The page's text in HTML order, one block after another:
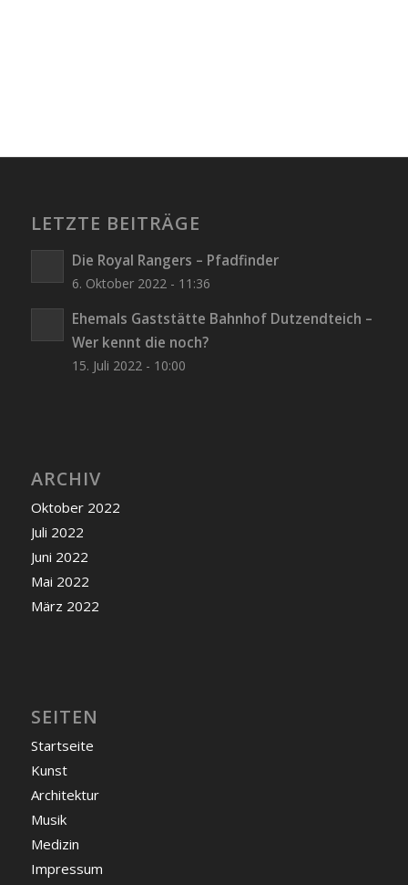
LETZTE BEITRÄGE
Die Royal Rangers – Pfadfinder
6. Oktober 2022 - 11:36
Ehemals Gaststätte Bahnhof Dutzendteich –
Wer kennt die noch?
15. Juli 2022 - 10:00
ARCHIV
Oktober 2022
Juli 2022
Juni 2022
Mai 2022
März 2022
SEITEN
Startseite
Kunst
Architektur
Musik
Medizin
Impressum